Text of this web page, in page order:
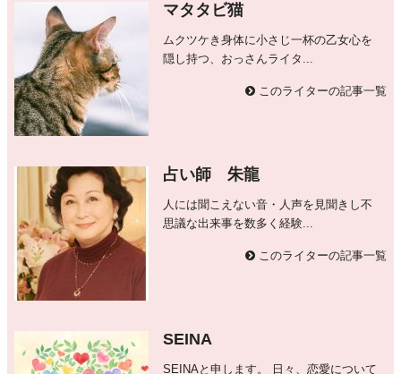
マタタビ猫
ムクツケき身体に小さじ一杯の乙女心を
隠し持つ、おっさんライタ...
このライターの記事一覧
占い師 朱龍
人には聞こえない音・人声を見聞きし不
思議な出来事を数多く経験...
このライターの記事一覧
SEINA
SEINAと申します。 日々、恋愛について